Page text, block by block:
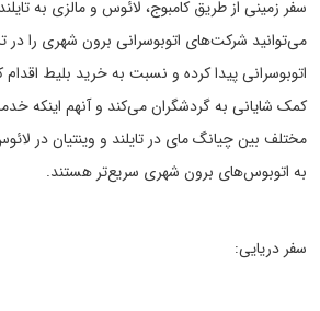
سفر زمینی از طریق کامبوج، لائوس و مالزی به
می‌توانید شرکت‌های اتوبوسرانی برون شهری را
اتوبوسرانی پیدا کرده و نسبت به خرید بلیط اقدام
کمک شایانی به گردشگران می‌کند و آنهم اینکه
مختلف بین چیانگ مای در تایلند و وینتیان در
به اتوبوس‌های برون شهری سریع‌تر هستند.
سفر دریایی: